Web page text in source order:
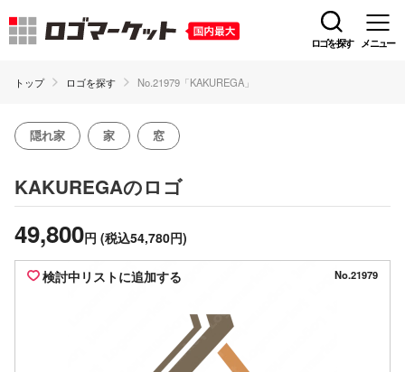
ロゴを探す メニュー
トップ ロゴを探す No.21979「KAKUREGA」
隠れ家 家 窓
KAKUREGAのロゴ
49,800円 (税込54,780円)
検討中リストに追加する No.21979